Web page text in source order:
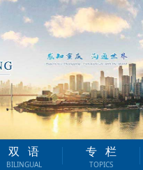
双语
BILINGUAL
专栏
TOPICS